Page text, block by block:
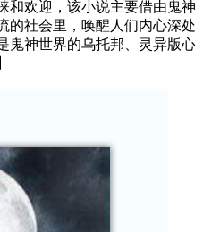
和欢迎，该小说主要借由鬼神
的社会里，唤醒人们内心深处
鬼神世界的乌托邦、灵异版心